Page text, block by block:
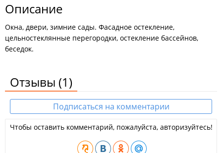
Описание
Окна, двери, зимние сады. Фасадное остекление,
цельностеклянные перегородки, остекление бассейнов,
беседок.
Отзывы (1)
Подписаться на комментарии
Чтобы оставить комментарий, пожалуйста, авторизуйтесь!